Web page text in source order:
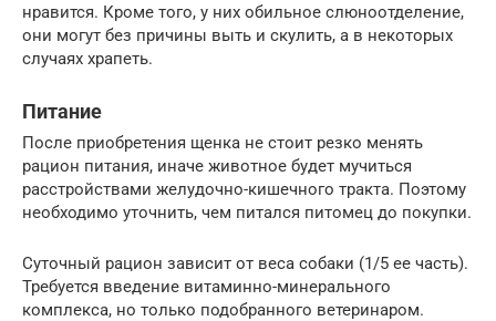
нравится. Кроме того, у них обильное слюноотделение,
они могут без причины выть и скулить, а в некоторых
случаях храпеть.
Питание
После приобретения щенка не стоит резко менять
рацион питания, иначе животное будет мучиться
расстройствами желудочно-кишечного тракта. Поэтому
необходимо уточнить, чем питался питомец до покупки.
Суточный рацион зависит от веса собаки (1/5 ее часть).
Требуется введение витаминно-минерального
комплекса, но только подобранного ветеринаром.